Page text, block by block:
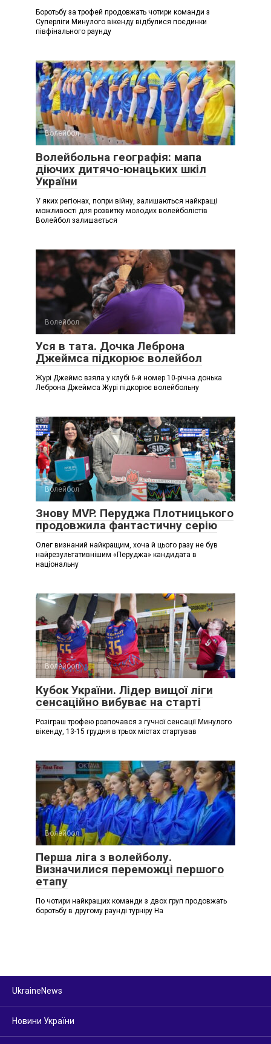
Боротьбу за трофей продовжать чотири команди з
Суперліги Минулого вікенду відбулися поєдинки
півфінального раунду
Волейбол
Волейбольна географія: мапа
діючих дитячо-юнацьких шкіл
України
У яких регіонах, попри війну, залишаються найкращі
можливості для розвитку молодих волейболістів
Волейбол залишається
Волейбол
Уся в тата. Дочка Леброна
Джеймса підкорює волейбол
Журі Джеймс взяла у клубі 6-й номер 10-річна донька
Леброна Джеймса Журі підкорює волейбольну
Волейбол
Знову MVP. Перуджа Плотницького
продовжила фантастичну серію
Олег визнаний найкращим, хоча й цього разу не був
найрезультативнішим «Перуджа» кандидата в
національну
Волейбол
Кубок України. Лідер вищої ліги
сенсаційно вибуває на старті
Розіграш трофею розпочався з гучної сенсації Минулого
вікенду, 13-15 грудня в трьох містах стартував
Волейбол
Перша ліга з волейболу.
Визначилися переможці першого
етапу
По чотири найкращих команди з двох груп продовжать
боротьбу в другому раунді турніру На
UkraineNews
Новини України